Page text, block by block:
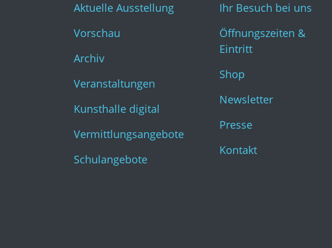
Aktuelle Ausstellung
Vorschau
Archiv
Veranstaltungen
Kunsthalle digital
Vermittlungsangebote
Schulangebote
Ihr Besuch bei uns
Öffnungszeiten &
Eintritt
Shop
Newsletter
Presse
Kontakt